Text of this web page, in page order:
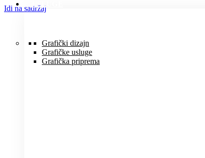
Idi na sadržajUSLUGE
Grafički dizajn
Grafičke usluge
Grafička priprema